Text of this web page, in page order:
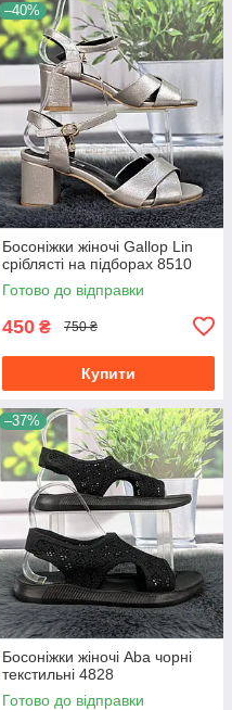
–40%
Босоніжки жіночі Gallop Lin
сріблясті на підборах 8510
Готово до відправки
450 ₴ 750 ₴
Купити
–37%
Босоніжки жіночі Aba чорні
текстильні 4828
Готово до відправки